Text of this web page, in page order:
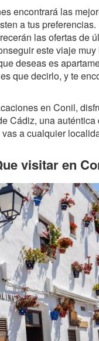
encontrará las
a tus
las ofertas de
este viaje muy
deseas es
que decirlo, y te
en Conil,
Cádiz, una
a cualquier
visitar en